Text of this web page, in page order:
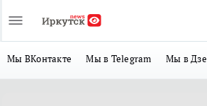
Мы ВКонтакте Мы в Telegram Мы в